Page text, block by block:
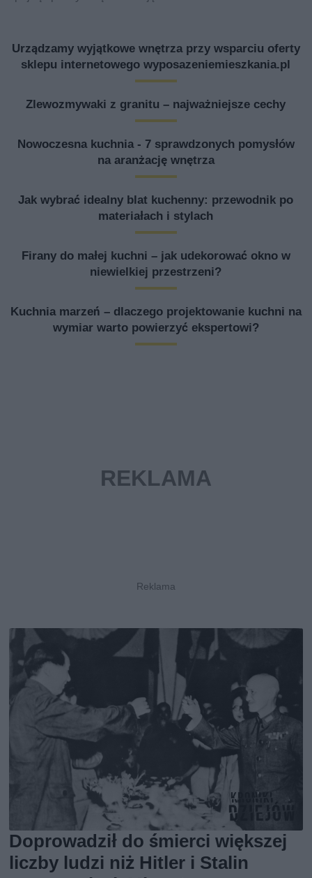
Urządzamy wyjątkowe wnętrza przy wsparciu oferty
sklepu internetowego wyposazeniemieszkania.pl
Zlewozmywaki z granitu – najważniejsze cechy
Nowoczesna kuchnia - 7 sprawdzonych pomysłów
na aranżację wnętrza
Jak wybrać idealny blat kuchenny: przewodnik po
materiałach i stylach
Firany do małej kuchni – jak udekorować okno w
niewielkiej przestrzeni?
Kuchnia marzeń – dlaczego projektowanie kuchni na
wymiar warto powierzyć ekspertowi?
Doprowadził do śmierci większej
liczby ludzi niż Hitler i Stalin